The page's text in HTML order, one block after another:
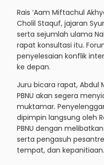
Rais ‘Aam Miftachul
Cholil Staquf, jajaran
serta sejumlah ulama
rapat konsultasi itu.
penyelesaian konflik
ke depan.
Juru bicara rapat, Abdul
PBNU akan segera
muktamar.
dipimpin langsung oleh
PBNU dengan
serta pengasuh
tempat, dan kepanitiaan.